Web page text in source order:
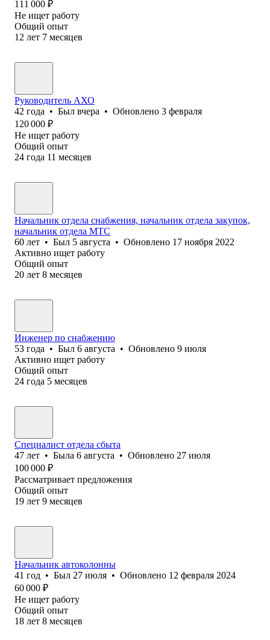
111 000 ₽
Не ищет работу
Общий опыт
12 лет 7 месяцев
Руководитель АХО
42 года • Был вчера • Обновлено 3 февраля
120 000 ₽
Не ищет работу
Общий опыт
24 года 11 месяцев
Начальник отдела снабжения, начальник отдела закупок,
начальник отдела МТС
60 лет • Был 5 августа • Обновлено 17 ноября 2022
Активно ищет работу
Общий опыт
20 лет 8 месяцев
Инженер по снабжению
53 года • Был 6 августа • Обновлено 9 июля
Активно ищет работу
Общий опыт
24 года 5 месяцев
Специалист отдела сбыта
47 лет • Была 6 августа • Обновлено 27 июля
100 000 ₽
Рассматривает предложения
Общий опыт
19 лет 9 месяцев
Начальник автоколонны
41 год • Был 27 июля • Обновлено 12 февраля 2024
60 000 ₽
Не ищет работу
Общий опыт
18 лет 8 месяцев